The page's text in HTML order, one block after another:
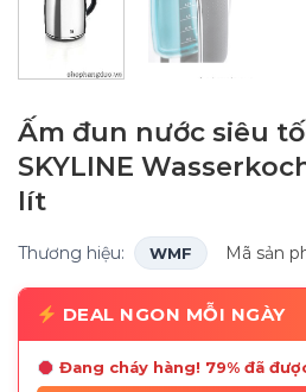
Ấm đun nước siêu
SKYLINE
lít
Thương hiệu: WMF Mã sản
DEAL NGON MỖI NGÀY
Đang cháy hàng! 79% đã